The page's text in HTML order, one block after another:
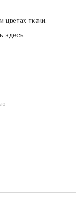
цветах ткани.
здесь